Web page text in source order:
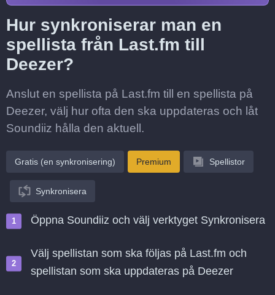
Hur synkroniserar man en
spellista från Last.fm till
Deezer?
Anslut en spellista på Last.fm till en spellista på
Deezer, välj hur ofta den ska uppdateras och låt
Soundiiz hålla den aktuell.
Gratis (en synkronisering) Premium Spellistor
Synkronisera
Öppna Soundiiz och välj verktyget Synkronisera
Välj spellistan som ska följas på Last.fm och
spellistan som ska uppdateras på Deezer